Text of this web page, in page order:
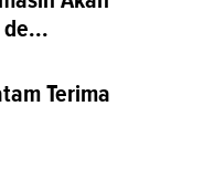
Terima